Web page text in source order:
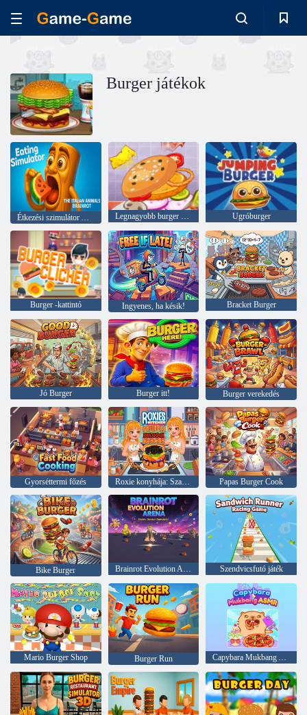
Burger játékok
Étkezési szimulátor Az olasz állatok agyrot Legnagyobb burger kihívás Ugróburger
Burger -kattintó Ingyenes, ha késik! Bracket Burger
Jó Burger Burger itt! Burger verekedés
Gyorséttermi főzés Roxie konyhája: Szarvasgombás Bulgogi Burger Papas Burger Cook
Bike Burger Brainrot Evolution Aréna Szendvicsfutó játék
Mario Burger Shop Burger Run Capybara Mukbang ASMR